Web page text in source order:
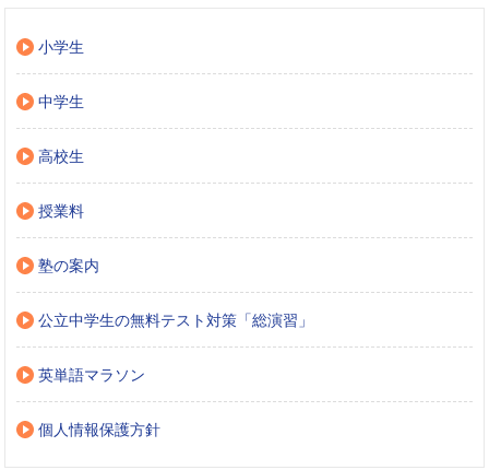
小学生
中学生
高校生
授業料
塾の案内
公立中学生の無料テスト対策「総演習」
英単語マラソン
個人情報保護方針